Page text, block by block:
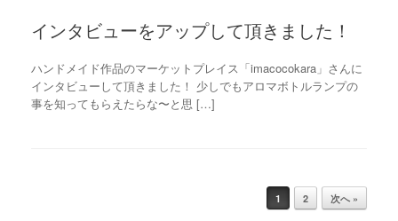
インタビューをアップして頂きました！
ハンドメイド作品のマーケットプレイス「imacocokara」さんに
インタビューして頂きました！ 少しでもアロマボトルランプの
事を知ってもらえたらな〜と思 […]
1 2 次へ »